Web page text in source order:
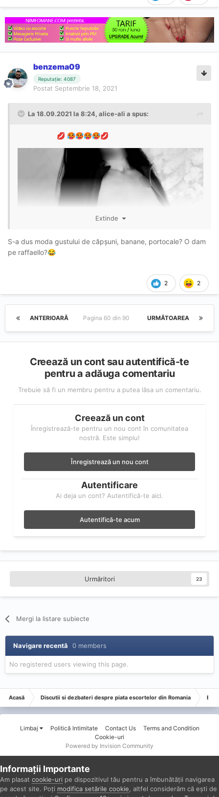
benzema09
Reputație: 4087
Postat Septembrie 18, 2021
La 18.09.2021 la 8:24, alice-ali a spus:
💋 🥵🥵🥵🥵💋
Extinde
S-a dus moda gustului de căpșuni, banane, portocale? O dam
pe raffaello?😂
2 2
ANTERIOARĂ URMĂTOAREA
Pagina 60 din 90
Creează un cont sau autentifică-te
pentru a adăuga comentariu
Trebuie să fi un membru pentru a putea lăsa un comentariu.
Creează un cont
Înregistrează-te pentru un nou cont în comunitatea
nostră. Este simplu!
Înregistrează un nou cont
Autentificare
Ai deja un cont? Autentifică-te aici.
Autentifică-te acum
Urmăritori 23
Mergi la listare subiecte
Navigare recentă 0 members
No registered users viewing this page.
Acasă Discutii si dezbateri despre piata escortelor din Romania
Limbaj Politică Intimitate Contact Us
Terms and Condition
Cookie-uri
Powered by Invision Community
Informații Importante
Am plasat cookie-uri pe dispozitivul tău pentru a îmbunătății navigarea
pe acest site. Poți modifica setările cookie , altfel considerăm că ești de